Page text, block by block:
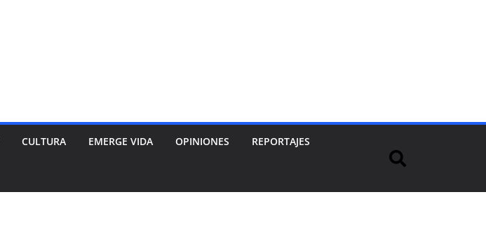
CULTURA EMERGE VIDA OPINIONES REPORTAJES